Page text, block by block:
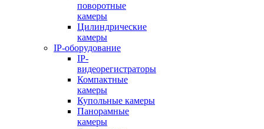
поворотные
камеры
Цилиндрические
камеры
IP-оборудование
IP-
видеорегистраторы
Компактные
камеры
Купольные камеры
Панорамные
камеры